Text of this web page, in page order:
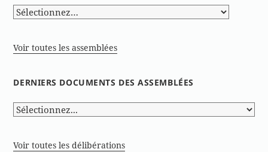
Voir toutes les assemblées
DERNIERS DOCUMENTS DES ASSEMBLÉES
Voir toutes les délibérations